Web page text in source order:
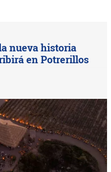
nueva historia
en Potrerillos